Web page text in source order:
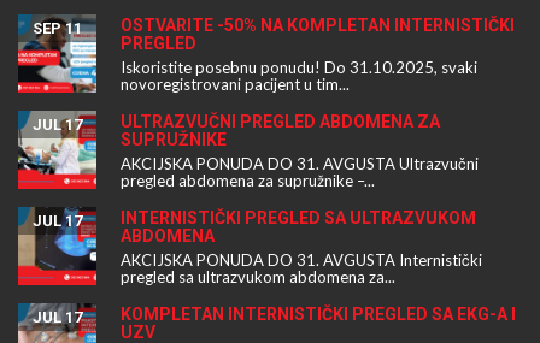
OSTVARITE -50% NA KOMPLETAN INTERNISTIČKI
PREGLED
SEP 11
Iskoristite posebnu ponudu! Do 31.10.2025, svaki
novoregistrovani pacijent u tim...
ULTRAZVUČNI PREGLED ABDOMENA ZA
SUPRUŽNIKE
JUL 17
AKCIJSKA PONUDA DO 31. AVGUSTA Ultrazvučni
pregled abdomena za supružnike –...
INTERNISTIČKI PREGLED SA ULTRAZVUKOM
ABDOMENA
JUL 17
AKCIJSKA PONUDA DO 31. AVGUSTA Internistički
pregled sa ultrazvukom abdomena za...
KOMPLETAN INTERNISTIČKI PREGLED SA EKG-A I
UZV
JUL 17